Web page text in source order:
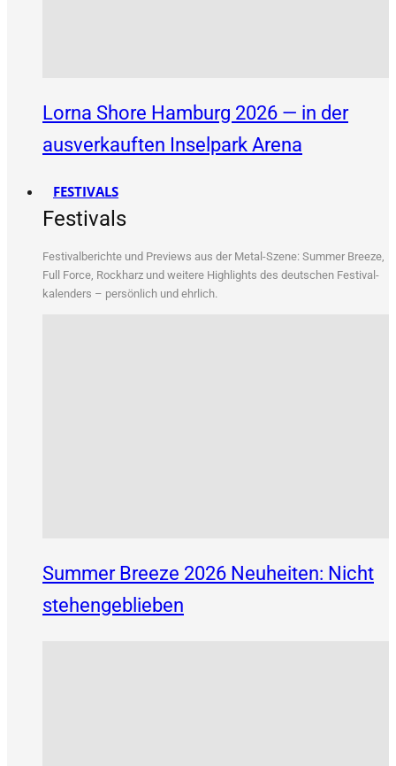
Lorna Shore Hamburg 2026 — in der
ausverkauften Inselpark Arena
FESTIVALS
Festivals
Fes­ti­val­be­rich­te und Pre­views aus der Metal-Sze­ne: Sum­mer Bree­ze,
Full Force, Rock­harz und wei­te­re High­lights des deut­schen Fes­ti­val­
ka­len­ders – per­sön­lich und ehrlich.
Summer Breeze 2026 Neuheiten: Nicht
stehengeblieben